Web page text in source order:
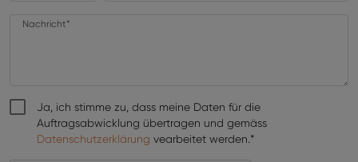
Nachricht*
Ja, ich stimme zu, dass meine Daten für die
Auftragsabwicklung übertragen und gemäss
Datenschutzerklärung vearbeitet werden.*